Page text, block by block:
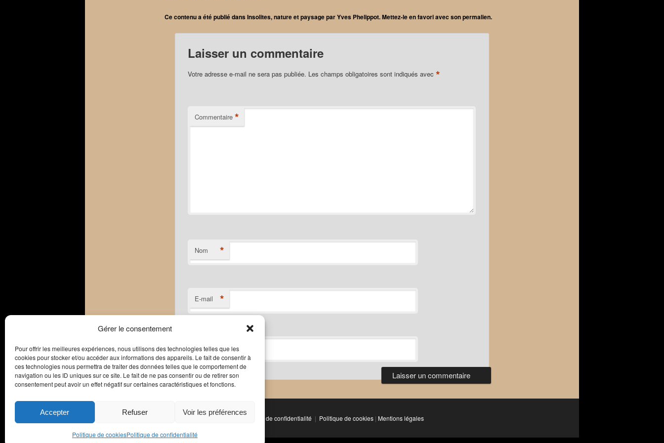
Gérer le consentement
Pour offrir les meilleures expériences, nous utilisons des technologies telles que les
cookies pour stocker et/ou accéder aux informations des appareils. Le fait de consentir à
ces technologies nous permettra de traiter des données telles que le comportement de
navigation ou les ID uniques sur ce site. Le fait de ne pas consentir ou de retirer son
consentement peut avoir un effet négatif sur certaines caractéristiques et fonctions.
Accepter Refuser Voir les préférences
Politique de cookiesPolitique de confidentialité
Ce contenu a été publié dansInsolites,nature et paysageparYves Phelippot. Mettez-le en favori avec sonpermalien.
Laisser un commentaire
Votre adresse e-mail ne sera pas publiée. Les champs obligatoires sont indiqués avec *
Commentaire *
Nom *
E-mail *
Site web
Politique de confidentialité Politique de cookies| Mentions légales